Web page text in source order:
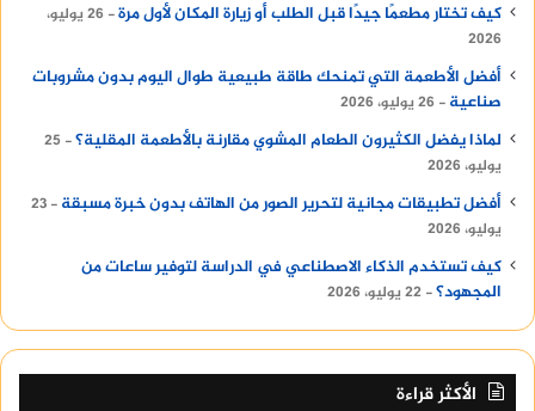
كيف تختار مطعمًا جيدًا قبل الطلب أو زيارة المكان لأول مرة
26 يوليو،
2026
أفضل الأطعمة التي تمنحك طاقة طبيعية طوال اليوم بدون مشروبات
صناعية
26 يوليو، 2026
لماذا يفضل الكثيرون الطعام المشوي مقارنة بالأطعمة المقلية؟
25
يوليو، 2026
أفضل تطبيقات مجانية لتحرير الصور من الهاتف بدون خبرة مسبقة
23
يوليو، 2026
كيف تستخدم الذكاء الاصطناعي في الدراسة لتوفير ساعات من
المجهود؟ 22 يوليو، 2026
الأكثر قراءة